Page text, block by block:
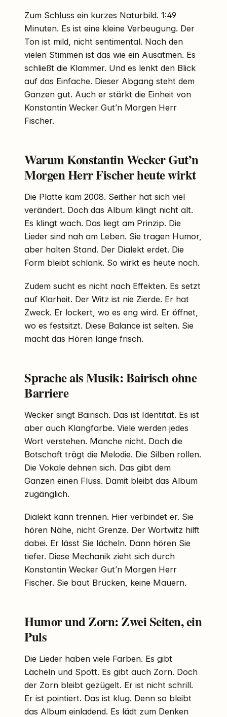
Zum Schluss ein kurzes Naturbild. 1:49
Minuten. Es ist eine kleine Verbeugung. Der
Ton ist mild, nicht sentimental. Nach den
vielen Stimmen ist das wie ein Ausatmen. Es
schließt die Klammer. Und es lenkt den Blick
auf das Einfache. Dieser Abgang steht dem
Ganzen gut. Auch er stärkt die Einheit von
Konstantin Wecker Gut’n Morgen Herr
Fischer.
Warum Konstantin Wecker Gut’n
Morgen Herr Fischer heute wirkt
Die Platte kam 2008. Seither hat sich viel
verändert. Doch das Album klingt nicht alt.
Es klingt wach. Das liegt am Prinzip. Die
Lieder sind nah am Leben. Sie tragen Humor,
aber halten Stand. Der Dialekt erdet. Die
Form bleibt schlank. So wirkt es heute noch.
Zudem sucht es nicht nach Effekten. Es setzt
auf Klarheit. Der Witz ist nie Zierde. Er hat
Zweck. Er lockert, wo es eng wird. Er öffnet,
wo es festsitzt. Diese Balance ist selten. Sie
macht das Hören lange frisch.
Sprache als Musik: Bairisch ohne
Barriere
Wecker singt Bairisch. Das ist Identität. Es ist
aber auch Klangfarbe. Viele werden jedes
Wort verstehen. Manche nicht. Doch die
Botschaft trägt die Melodie. Die Silben rollen.
Die Vokale dehnen sich. Das gibt dem
Ganzen einen Fluss. Damit bleibt das Album
zugänglich.
Dialekt kann trennen. Hier verbindet er. Sie
hören Nähe, nicht Grenze. Der Wortwitz hilft
dabei. Er lässt Sie lächeln. Dann hören Sie
tiefer. Diese Mechanik zieht sich durch
Konstantin Wecker Gut’n Morgen Herr
Fischer. Sie baut Brücken, keine Mauern.
Humor und Zorn: Zwei Seiten, ein
Puls
Die Lieder haben viele Farben. Es gibt
Lächeln und Spott. Es gibt auch Zorn. Doch
der Zorn bleibt gezügelt. Er ist nicht schrill.
Er ist pointiert. Das ist klug. Denn so bleibt
das Album einladend. Es lädt zum Denken